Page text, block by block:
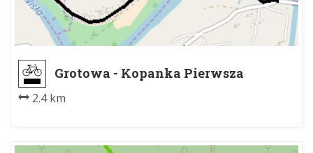
Grotowa - Kopanka Pierwsza
2.4 km